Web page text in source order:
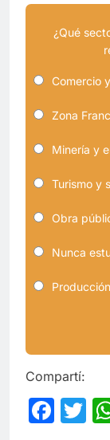
¿Qué
Comercio
Zona
Minería y
Turismo y
Obra
Nunca
Compartí: